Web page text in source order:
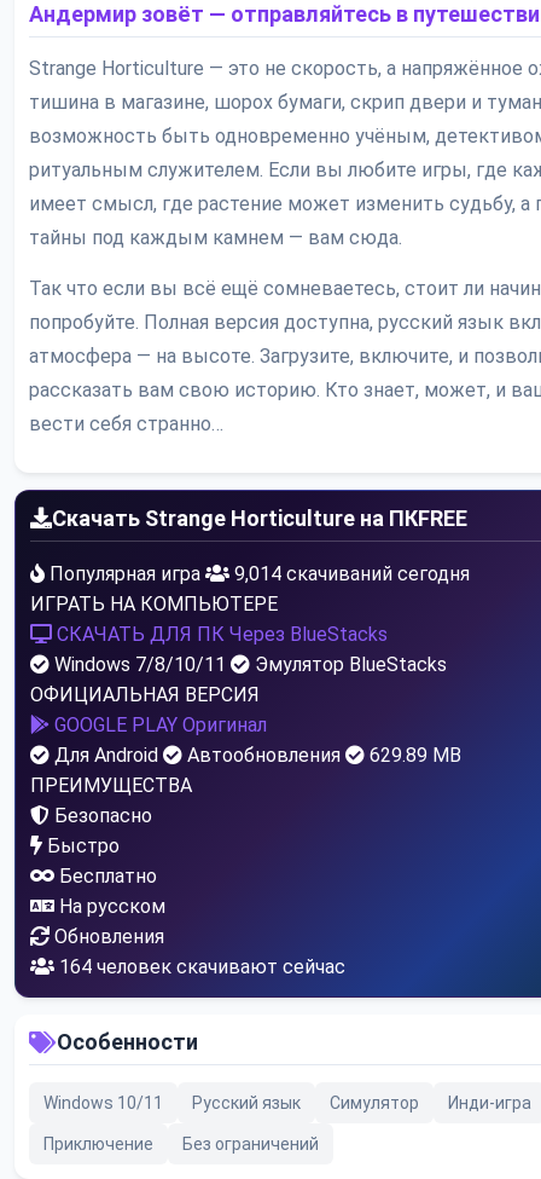
Андермир зовёт — отправляйтесь в
Strange Horticulture — это не скорость, а напряжённое
тишина в магазине, шорох бумаги, скрип двери и
возможность быть одновременно учёным,
ритуальным служителем. Если вы любите игры, где
имеет смысл, где растение может изменить судьбу, а
тайны под каждым камнем — вам сюда.
Так что если вы всё ещё сомневаетесь, стоит ли
попробуйте. Полная версия доступна, русский язык
атмосфера — на высоте. Загрузите, включите, и
рассказать вам свою историю. Кто знает, может, и
вести себя странно…
Скачать Strange Horticulture на ПКFREE
Популярная игра
9,014 скачиваний сегодня
ИГРАТЬ НА КОМПЬЮТЕРЕ
СКАЧАТЬ ДЛЯ ПК Через BlueStacks
Windows 7/8/10/11
Эмулятор BlueStacks
ОФИЦИАЛЬНАЯ ВЕРСИЯ
GOOGLE PLAY Оригинал
Для Android
Автообновления
629.89 MB
ПРЕИМУЩЕСТВА
Безопасно
Быстро
Бесплатно
На русском
Обновления
159 человек скачивают сейчас
Особенности
Windows 10/11 Русский язык Симулятор Инди-игра
Приключение Без ограничений